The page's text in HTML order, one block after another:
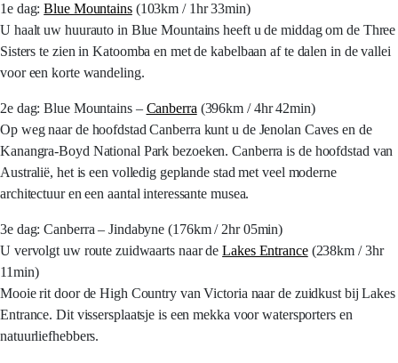
1e dag:Blue Mountains(103km / 1hr 33min)
U haalt uw huurauto in Blue Mountains heeft u de middag om de Three
Sisters te zien in Katoomba en met de kabelbaan af te dalen in de vallei
voor een korte wandeling.
2e dag: Blue Mountains – Canberra (396km / 4hr 42min)
Op weg naar de hoofdstad Canberra kunt u de Jenolan Caves en de
Kanangra-Boyd National Park bezoeken. Canberra is de hoofdstad van
Australië, het is een volledig geplande stad met veel moderne
architectuur en een aantal interessante musea.
3e dag: Canberra – Jindabyne (176km / 2hr 05min)
U vervolgt uw route zuidwaarts naar deLakes Entrance(238km / 3hr
11min)
Mooie rit door de High Country van Victoria naar de zuidkust bij Lakes
Entrance. Dit vissersplaatsje is een mekka voor watersporters en
natuurliefhebbers.